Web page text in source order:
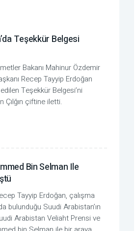
Teşekkür Belgesi
Bakanı Mahinur Özdemir
Recep Tayyip Erdoğan
Teşekkür Belgesi’ni
Çılğın çiftine iletti.
Bin Selman Ile
Tayyip Erdoğan, çalışma
bulunduğu Suudi Arabistan’ın
Arabistan Veliaht Prensi ve